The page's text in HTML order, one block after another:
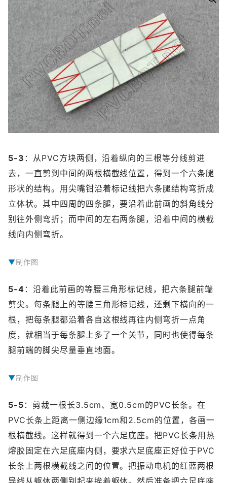
5-3 ：从PVC方块两侧，沿着纵向的三根等分线剪进
去，一直剪到中间的两根横截线位置，得到一个六条腿
形状的结构。用尖嘴钳沿着标记线把六条腿结构弯折成
立体状。其中四周的四条腿，要沿着此前画的斜角线分
别往外侧弯折；而中间的左右两条腿，沿着中间的横截
线向内侧弯折。
制作图
5-4 ：沿着此前画的等腰三角形标记线，把六条腿前端
剪尖。每条腿上的等腰三角形标记线，还剩下横向的一
根，把每条腿都沿着各自这根线再往内侧弯折一点角
度，就相当于每条腿上多了一个关节，同时也使得每条
腿前端的脚尖尽量垂直地面。
制作图
5-5 ：剪裁一根长3.5cm、宽0.5cm的PVC长条。在
PVC长条上距离一侧边缘1cm和2.5cm的位置，各画一
根横截线。这样就得到一个六足底座。把PVC长条用热
熔胶固定在六足底座内侧，要求六足底座正好位于PVC
长条上两根横截线之间的位置。把振动电机的红蓝两根